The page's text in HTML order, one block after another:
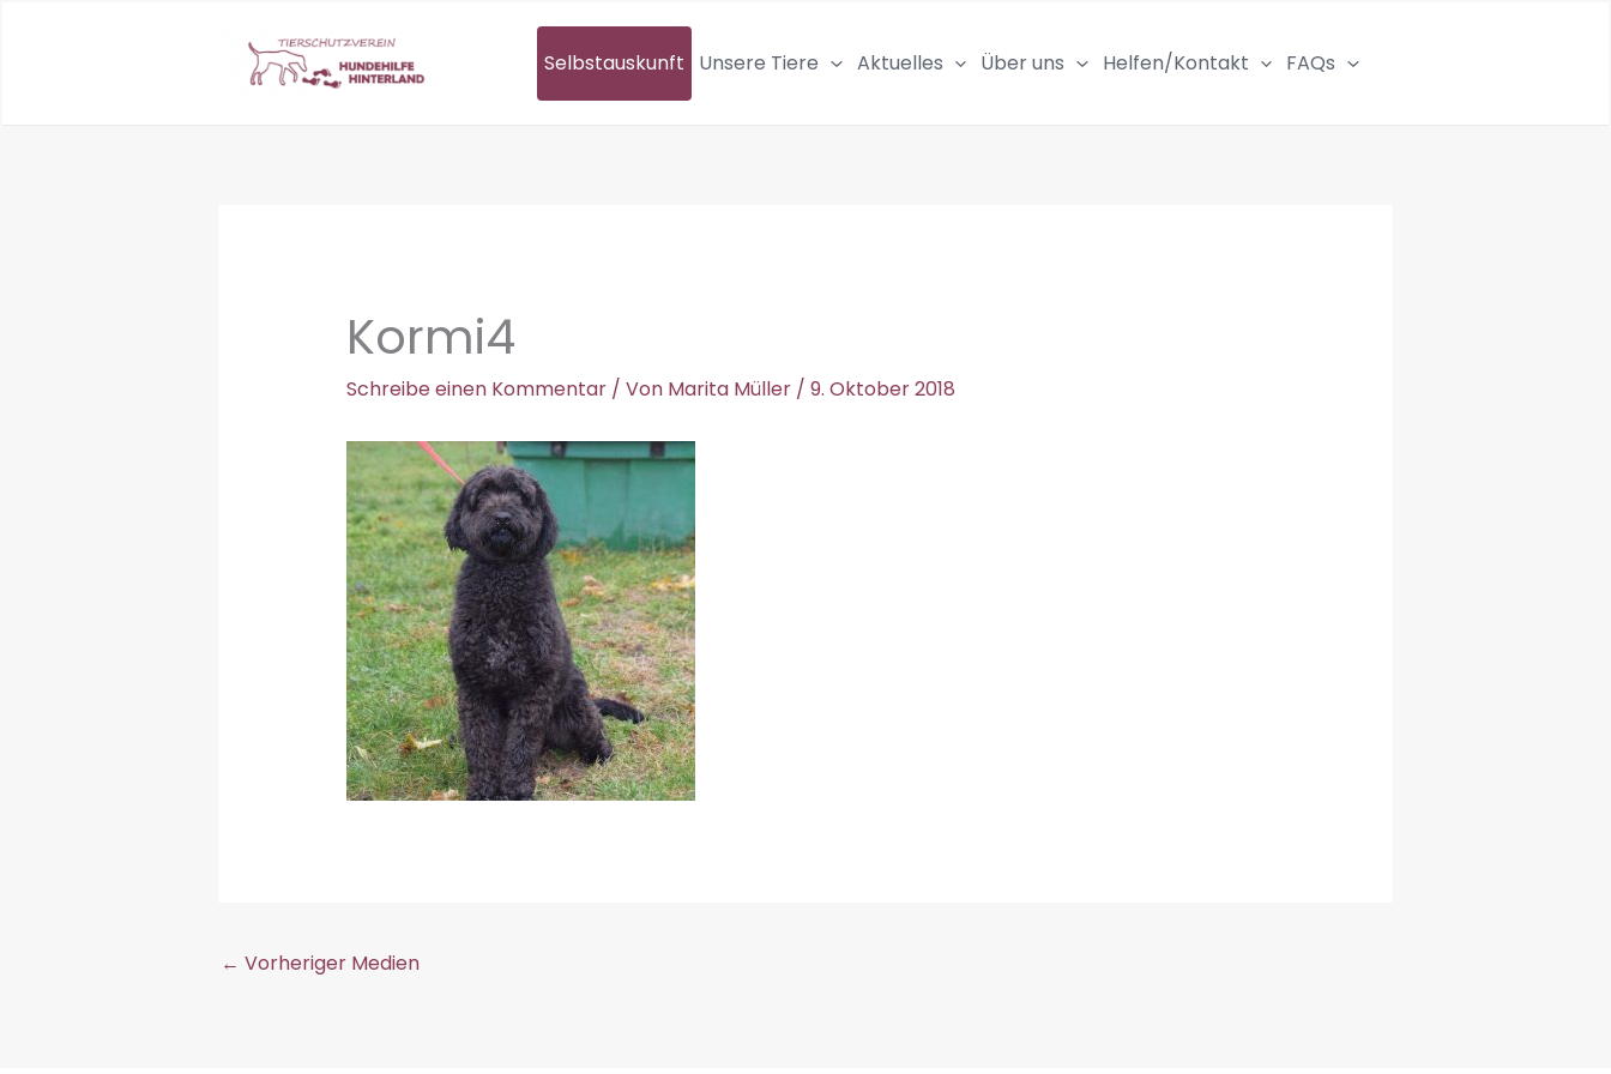
Selbstauskunft Unsere Tiere Aktuelles Über uns Helfen/Kontakt FAQs
Kormi4
Schreibe einen Kommentar / Von Marita Müller / 9. Oktober 2018
← Vorheriger Medien